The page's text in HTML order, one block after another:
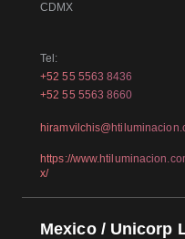
CDMX
Tel:
+52 55 5563 8436
+52 55 5563 8660
https://
x/
Mexico / Unicorp